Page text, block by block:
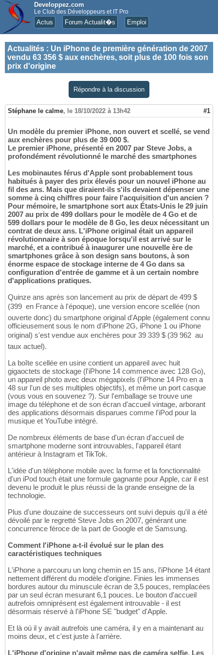
Developpez.com
Le Club des Développeurs et IT Pro
Actus Forum Actualit�s Emploi
Actualités : Un iPhone de première génération de 2007
vendu 63 356 $ aux enchères, soit plus de 100 fois son
prix d'origine
Répondre à la discussion
Stéphane le calme, le 18/10/2022 à 13h42 #1
Un modèle du premier iPhone, non ouvert et scellé, se vend
aux enchères pour plus de 39 000 $.
Le premier iPhone, présenté en 2007 par Steve Jobs, a
profondément révolutionné le marché des smartphones
Les mobinautes férus d'Apple sont probablement tous
habitués à payer des prix élevés pour un nouvel iPhone au
fil des ans. Mais que diraient-ils s'ils devaient dépenser une
somme à cinq chiffres pour faire l'acquisition d'un ancien ?
Pour mémoire, le smartphone sort aux États-Unis le 29 juin
2007 au prix de 499 dollars pour le modèle de 4 Go et de
599 dollars pour le modèle de 8 Go, les deux nécessitant un
contrat de deux ans. L'iPhone original était un appareil
révolutionnaire à son époque lorsqu'il est arrivé sur le
marché, et a contribué à inaugurer une nouvelle ère de
smartphones grâce à son design sans boutons, à son
énorme espace de stockage interne de 4 Go dans sa
configuration d'entrée de gamme et à un certain nombre
d'applications pratiques.
Quinze ans après son lancement au prix de départ de 499 $
(399  en France à l'époque), une version encore scellée (non
ouverte donc) du smartphone original d'Apple (également connu
officieusement sous le nom d'iPhone 2G, iPhone 1 ou iPhone
original) s'est vendue aux enchères pour 39 339 $ (39 962  au
taux actuel).
La boîte scellée en usine contient un appareil avec huit
gigaoctets de stockage (l'iPhone 14 commence avec 128 Go),
un appareil photo avec deux mégapixels (l'iPhone 14 Pro en a
48 sur l'un de ses multiples objectifs), et même un port casque
(vous vous en souvenez ?). Sur l'emballage se trouve une
image du téléphone et de son écran d'accueil vintage, arborant
des applications désormais disparues comme l'iPod pour la
musique et YouTube intégré.
De nombreux éléments de base d'un écran d'accueil de
smartphone moderne sont introuvables, l'appareil étant
antérieur à Instagram et TikTok.
L'idée d'un téléphone mobile avec la forme et la fonctionnalité
d'un iPod touch était une formule gagnante pour Apple, car il est
devenu le produit le plus réussi de la grande enseigne de la
technologie.
Plus d'une douzaine de successeurs ont suivi depuis qu'il a été
dévoilé par le regretté Steve Jobs en 2007, générant une
concurrence féroce de la part de Google et de Samsung.
Comment l'iPhone a-t-il évolué sur le plan des
caractéristiques techniques
L'iPhone a parcouru un long chemin en 15 ans, l'iPhone 14 étant
nettement différent du modèle d'origine. Finies les immenses
bordures autour du minuscule écran de 3,5 pouces, remplacées
par un seul écran mesurant 6,1 pouces. Le bouton d'accueil
autrefois omniprésent est également introuvable - il est
désormais réservé à l'iPhone SE "budget" d'Apple.
Et là où il y avait autrefois une caméra, il y en a maintenant au
moins deux, et c'est juste à l'arrière.
L'iPhone d'origine n'avait même pas de caméra selfie. Les